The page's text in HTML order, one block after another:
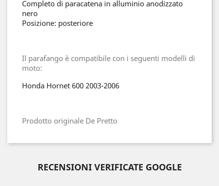
Completo di paracatena in alluminio anodizzato
nero
Posizione: posteriore
Il parafango è compatibile con i seguenti modelli di
moto:
Honda Hornet 600 2003-2006
Prodotto originale De Pretto
RECENSIONI VERIFICATE GOOGLE